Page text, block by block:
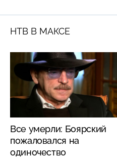
НТВ В МАКСЕ
Все умерли: Боярский
пожаловался на
одиночество